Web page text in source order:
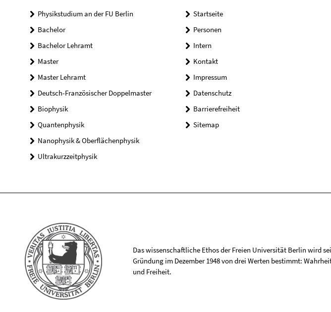
Physikstudium an der FU Berlin
Bachelor
Bachelor Lehramt
Master
Master Lehramt
Deutsch-Französischer Doppelmaster
Biophysik
Quantenphysik
Nanophysik & Oberflächenphysik
Ultrakurzzeitphysik
Startseite
Personen
Intern
Kontakt
Impressum
Datenschutz
Barrierefreiheit
Sitemap
Das wissenschaftliche Ethos der Freien Universität Berlin wird
Gründung im Dezember 1948 von drei Werten bestimmt:
und Freiheit.